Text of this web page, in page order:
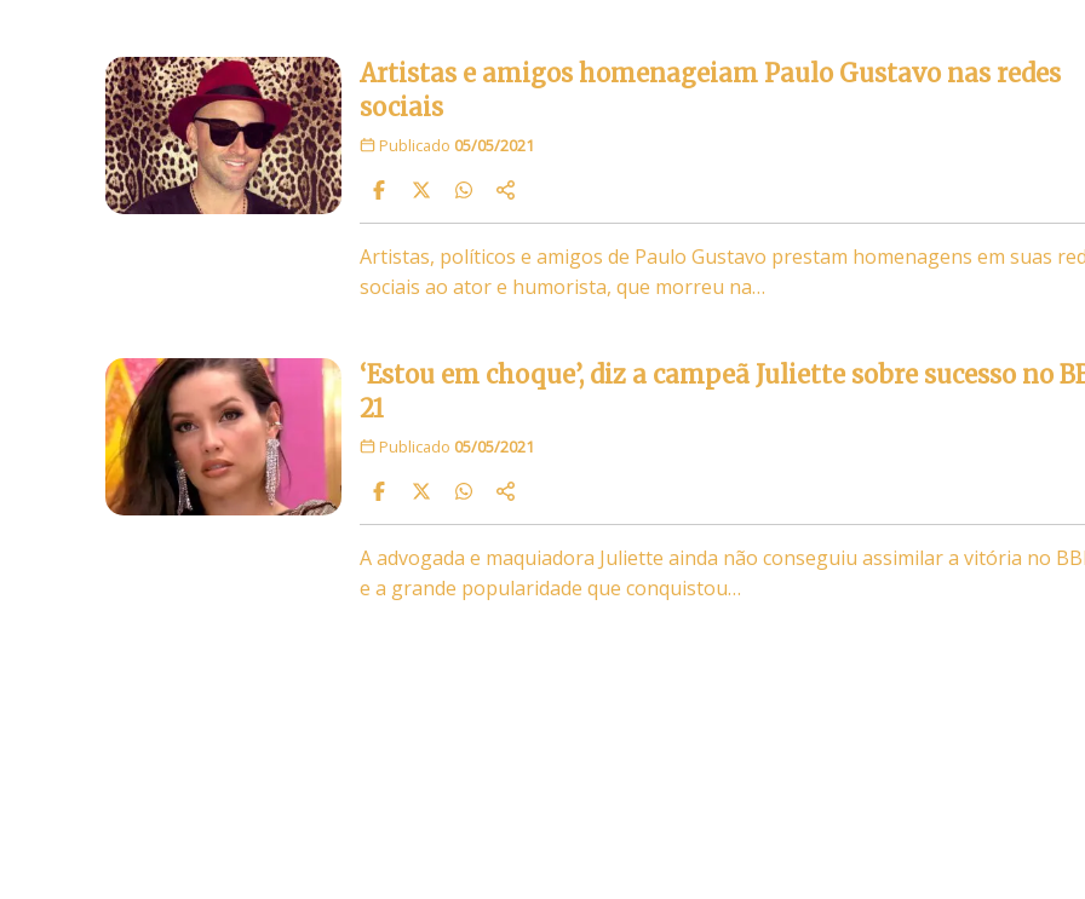
Artistas e amigos homenageiam Paulo Gustavo nas redes
sociais
Publicado 05/05/2021
Artistas, políticos e amigos de Paulo Gustavo prestam homenagens em suas
sociais ao ator e humorista, que morreu na…
‘Estou em choque’, diz a campeã Juliette sobre sucesso no
21
Publicado 05/05/2021
A advogada e maquiadora Juliette ainda não conseguiu assimilar a vitória no
e a grande popularidade que conquistou…